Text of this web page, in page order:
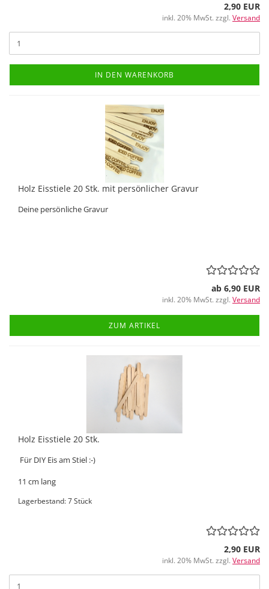
2,90 EUR
inkl. 20% MwSt. zzgl. Versand
IN DEN WARENKORB
Holz Eisstiele 20 Stk. mit persönlicher Gravur
Deine persönliche Gravur
ab 6,90 EUR
inkl. 20% MwSt. zzgl. Versand
ZUM ARTIKEL
Holz Eisstiele 20 Stk.
Für DIY Eis am Stiel :-)
11 cm lang
Lagerbestand: 7 Stück
2,90 EUR
inkl. 20% MwSt. zzgl. Versand